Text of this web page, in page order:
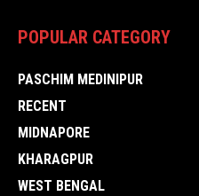
POPULAR CATEGORY
PASCHIM MEDINIPUR
RECENT
MIDNAPORE
KHARAGPUR
WEST BENGAL